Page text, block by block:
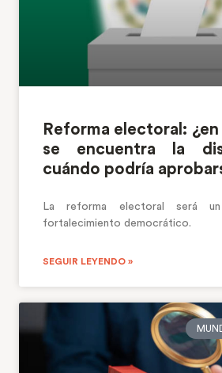
Reforma electoral:
se encuentra la
cuándo podría
La reforma electoral será
fortalecimiento democrático.
SEGUIR LEYENDO »